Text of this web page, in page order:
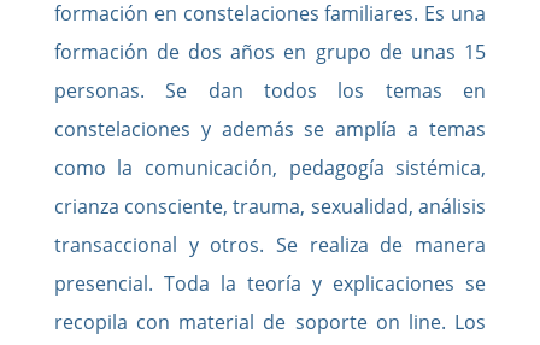
formación en constelaciones familiares. Es una
formación de dos años en grupo de unas 15
personas. Se dan todos los temas en
constelaciones y además se amplía a temas
como la comunicación, pedagogía sistémica,
crianza consciente, trauma, sexualidad, análisis
transaccional y otros. Se realiza de manera
presencial. Toda la teoría y explicaciones se
recopila con material de soporte on line. Los